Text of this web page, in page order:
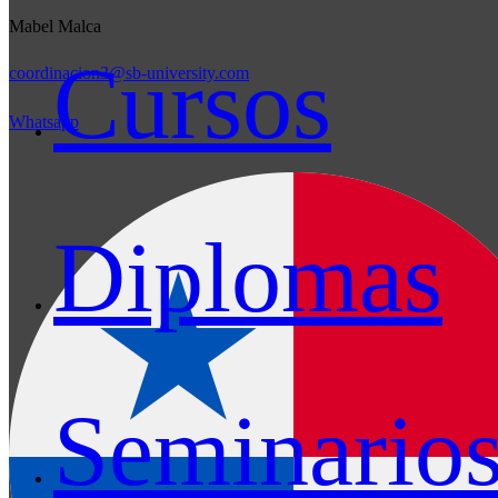
Cursos
Diplomas
Mabel Malca
coordinacion3@sb-university.com
Whatsapp